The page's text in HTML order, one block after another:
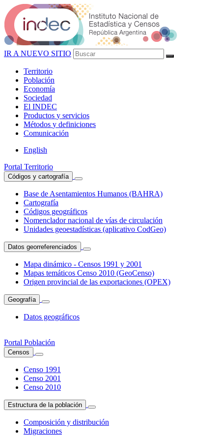
IR A NUEVO SITIO
Territorio
Población
Economía
Sociedad
El INDEC
Productos y servicios
Métodos y definiciones
Comunicación
English
Portal Territorio
Códigos y cartografía
Base de Asentamientos Humanos (BAHRA)
Cartografía
Códigos geográficos
Nomenclador nacional de vías de circulación
Unidades geoestadísticas (aplicativo CodGeo)
Datos georreferenciados
Mapa dinámico - Censos 1991 y 2001
Mapas temáticos Censo 2010 (GeoCenso)
Origen provincial de las exportaciones (OPEX)
Geografía
Datos geográficos
Portal Población
Censos
Censo 1991
Censo 2001
Censo 2010
Estructura de la población
Composición y distribución
Migraciones